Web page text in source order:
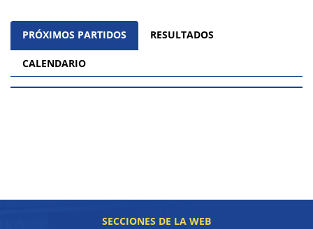
PRÓXIMOS PARTIDOS RESULTADOS
CALENDARIO
SECCIONES DE LA WEB